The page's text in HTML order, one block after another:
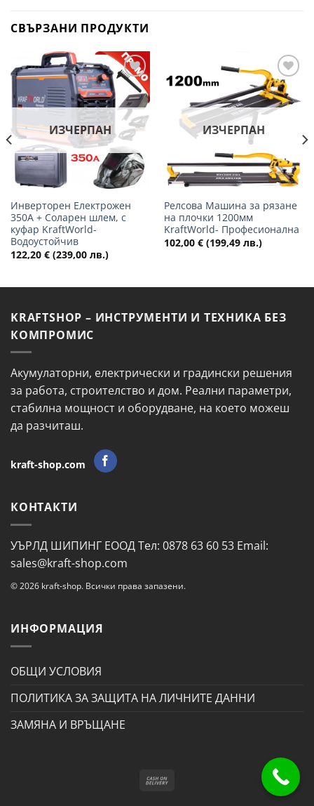
СВЪРЗАНИ ПРОДУКТИ
Добави
в
желани
ИЗЧЕРПАН
Инверторен Електрожен
350А + Соларен шлем, с
куфар KraftWorld-
Водоустойчив
122,20 € (239,00 лв.)
Добави
в
желани
ИЗЧЕРПАН
Релсова Машина за рязане
на плочки 1200мм
KraftWorld- Професионална
102,00 € (199,49 лв.)
KRAFTSHOP – ИНСТРУМЕНТИ И ТЕХНИКА БЕЗ
КОМПРОМИС
Акумулаторни, електрически и градински решения
за работа, строителство и дом. Реални параметри,
стабилна мощност и оборудване, на което можеш
да разчиташ.
kraft-shop.com
КОНТАКТИ
УЪРЛД ШИПИНГ ЕООД Тел: 0878 63 60 53 Email:
sales@kraft-shop.com
© 2026 kraft-shop. Всички права запазени.
ИНФОРМАЦИЯ
ОБЩИ УСЛОВИЯ
ПОЛИТИКА ЗА ЗАЩИТА НА ЛИЧНИТЕ ДАННИ
ЗАМЯНА И ВРЪЩАНЕ